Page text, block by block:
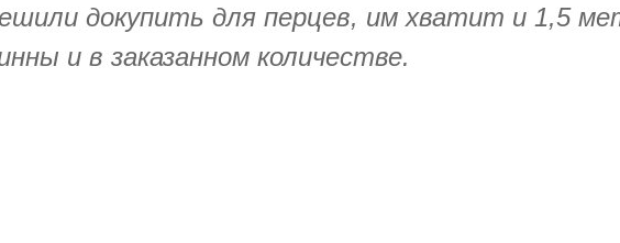
докупить для перцев, им хватит и 1,5
и в заказанном количестве.